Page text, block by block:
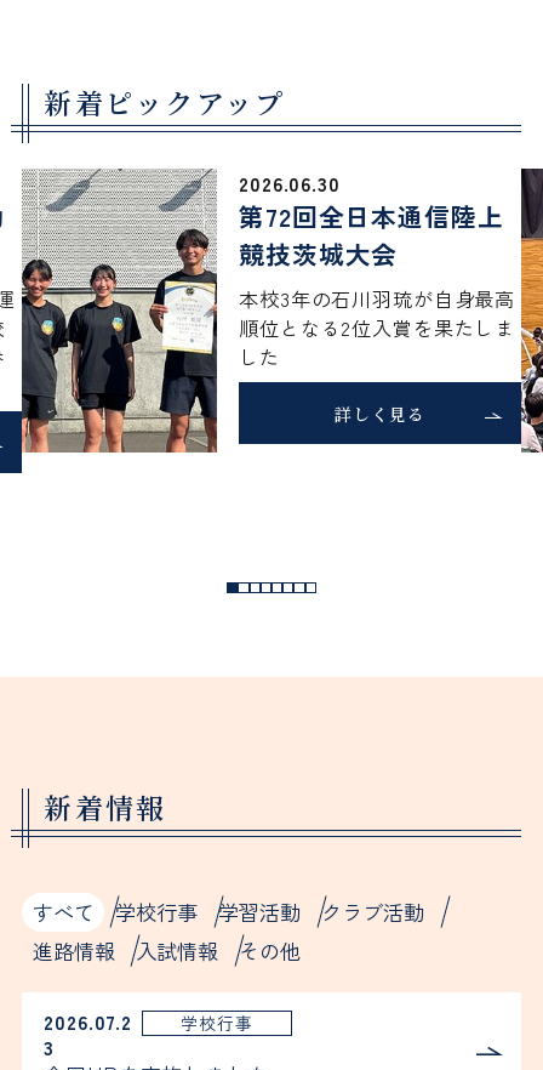
校長あいさつ
沿革
教育方針
校歌
エンブレム
進路指導
学習指導
生徒指導
年間行事
スクールダイアリー
デジタルパンフレット
お知らせ
証明書等の申し込み
新着ピックアップ
第72回全日本通信陸上
競技茨城大会
2026.06.30
本校3年の石川羽琉が自身最高
順位となる2位入賞を果たしま
した
詳しく見る
新着情報
すべて 学校行事 学習活動
クラブ活動
進路情報
入試情報 その他
2026.07.2
3
学校行事